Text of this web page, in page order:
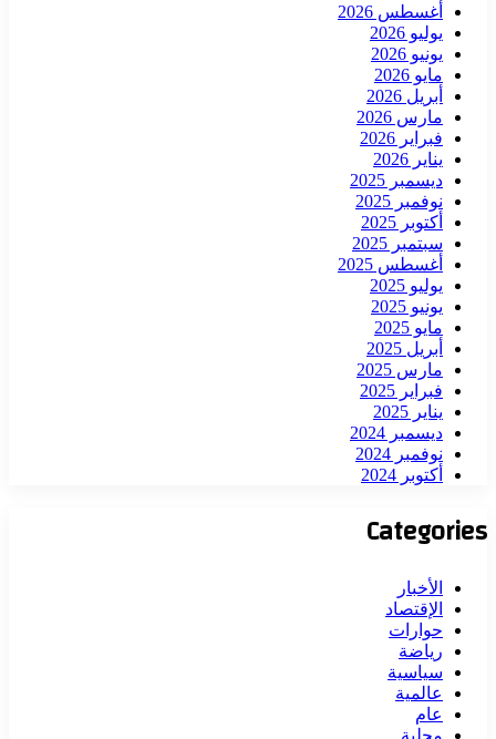
أغسطس 2026
يوليو 2026
يونيو 2026
مايو 2026
أبريل 2026
مارس 2026
فبراير 2026
يناير 2026
ديسمبر 2025
نوفمبر 2025
أكتوبر 2025
سبتمبر 2025
أغسطس 2025
يوليو 2025
يونيو 2025
مايو 2025
أبريل 2025
مارس 2025
فبراير 2025
يناير 2025
ديسمبر 2024
نوفمبر 2024
أكتوبر 2024
Categories
الأخبار
الإقتصاد
حوارات
رياضة
سياسية
عالمية
عام